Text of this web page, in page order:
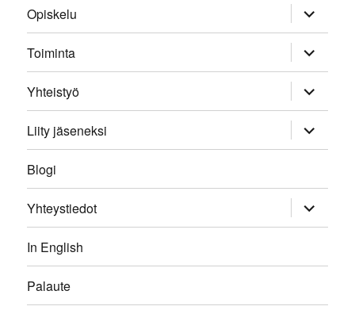
Opiskelu
expand
child
menu
Toiminta
expand
child
menu
Yhteistyö
expand
child
menu
Liity jäseneksi
expand
child
menu
Blogi
Yhteystiedot expand
child
menu
In English
Palaute